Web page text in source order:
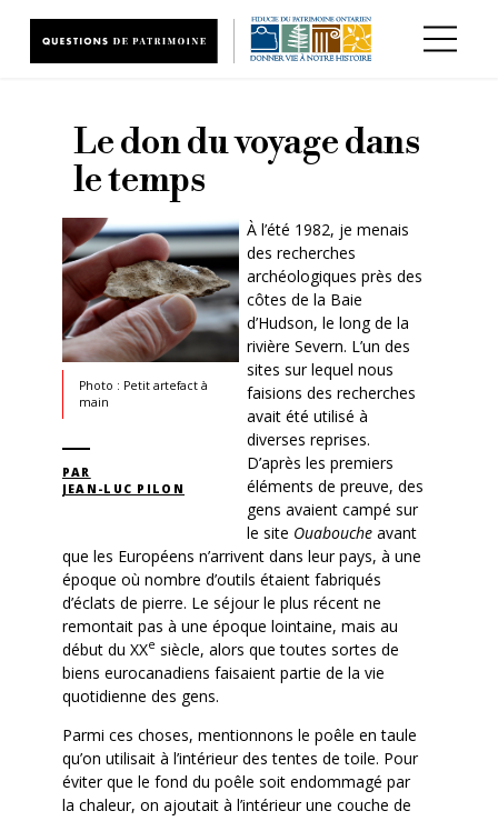
Le don du voyage dans
le temps
Photo : Petit artefact à
main
PAR
JEAN-LUC PILON
À l’été 1982, je menais
des recherches
archéologiques près des
côtes de la Baie
d’Hudson, le long de la
rivière Severn. L’un des
sites sur lequel nous
faisions des recherches
avait été utilisé à
diverses reprises.
D’après les premiers
éléments de preuve, des
gens avaient campé sur
le site Ouaboucheavant
que les Européens n’arrivent dans leur pays, à une
époque où nombre d’outils étaient fabriqués
d’éclats de pierre. Le séjour le plus récent ne
remontait pas à une époque lointaine, mais au
début du XXe siècle, alors que toutes sortes de
biens eurocanadiens faisaient partie de la vie
quotidienne des gens.
Parmi ces choses, mentionnons le poêle en taule
qu’on utilisait à l’intérieur des tentes de toile. Pour
éviter que le fond du poêle soit endommagé par
la chaleur, on ajoutait à l’intérieur une couche de